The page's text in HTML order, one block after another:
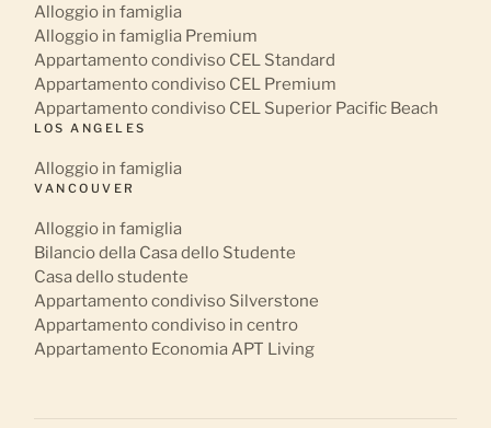
Alloggio in famiglia
Alloggio in famiglia Premium
Appartamento condiviso CEL Standard
Appartamento condiviso CEL Premium
Appartamento condiviso CEL Superior Pacific Beach
LOS ANGELES
Alloggio in famiglia
VANCOUVER
Alloggio in famiglia
Bilancio della Casa dello Studente
Casa dello studente
Appartamento condiviso Silverstone
Appartamento condiviso in centro
Appartamento Economia APT Living